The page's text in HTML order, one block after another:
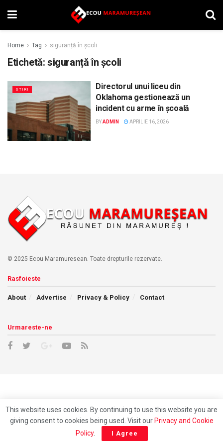
Home Tag siguranță în școli
Etichetă: siguranță în școli
STIRI
Directorul unui liceu din
Oklahoma gestionează un
incident cu arme în școală
BYADMIN APRILIE 16, 2026
© 2025 Ecou Maramuresean. Toate drepturile rezervate.
Rasfoieste
About Advertise Privacy & Policy Contact
Urmareste-ne
This website uses cookies. By continuing to use this website you are
giving consent to cookies being used. Visit our Privacy and Cookie
Policy. I Agree